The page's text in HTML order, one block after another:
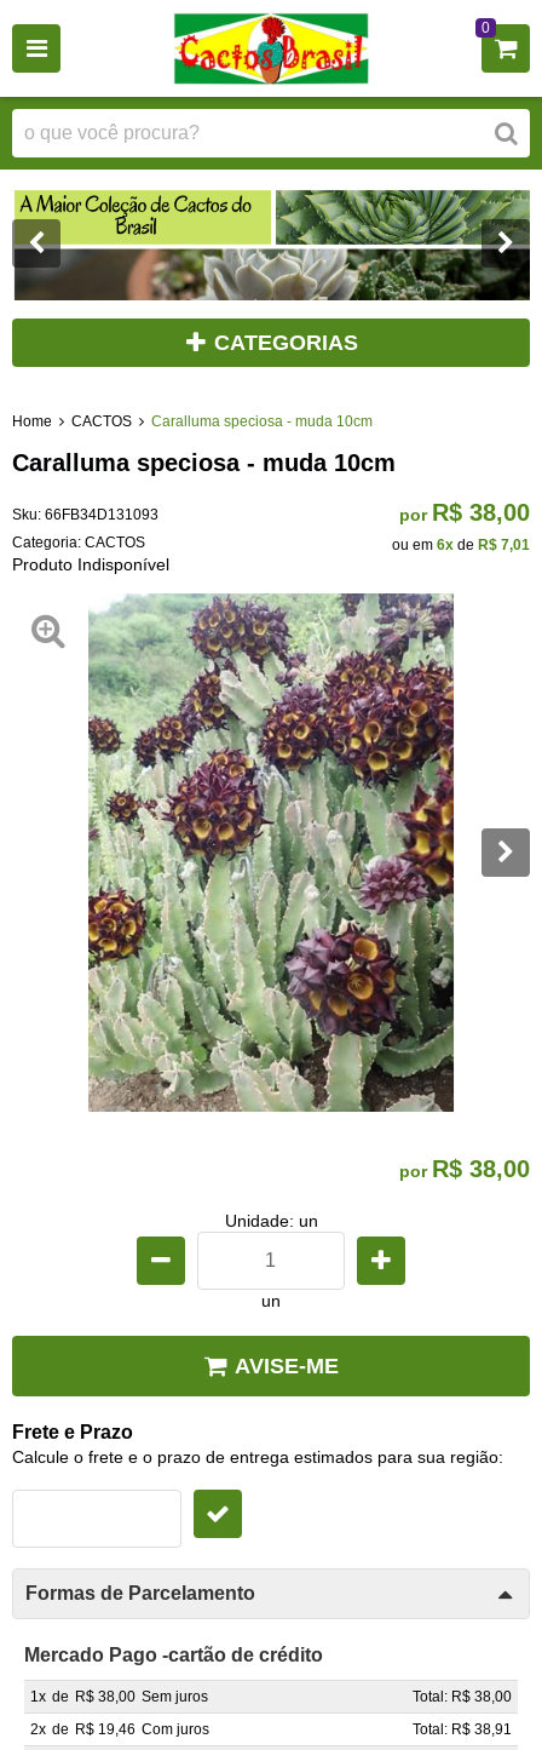
0
CATEGORIAS
Home CACTOS Caralluma speciosa - muda 10cm
Caralluma speciosa - muda 10cm
Sku: 66FB34D131093
Categoria: CACTOS
Produto Indisponível
por R$ 38,00
ou em 6x de R$ 7,01
por R$ 38,00
Unidade: un
un
AVISE-ME
Frete e Prazo
Calcule o frete e o prazo de entrega estimados para sua região:
Formas de Parcelamento
Mercado Pago -cartão de crédito
1x de R$ 38,00 Sem juros
Total: R$ 38,00
2x de R$ 19,46 Com juros
Total: R$ 38,91